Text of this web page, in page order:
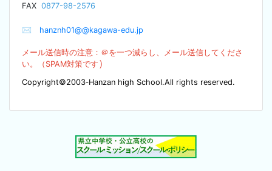
FAX 0877-98-2576
✉ hanznh01@@kagawa-edu.jp
メール送信時の注意：＠を一つ減らし、メール送信してくださ
い。（SPAM対策です ）
Copyright©2003‐Hanzan high School.All rights reserved.